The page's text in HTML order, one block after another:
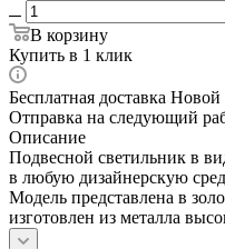
В корзину
Купить в 1 клик
Бесплатная доставка
Отправка на следующий
Описание
Подвесной светильник в
в любую дизайнерскую
Модель представлена в
изготовлен из металла